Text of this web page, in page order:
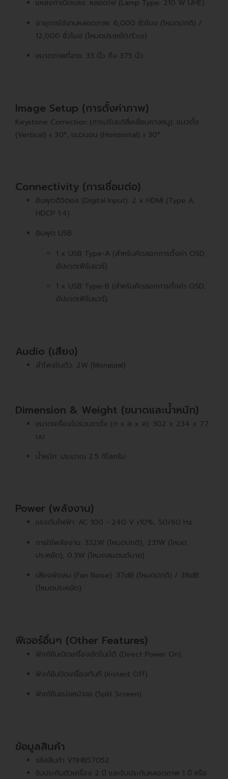
แหล่งกำเนิดแสง: หลอดไฟ (Lamp Type: 210 W UHE)
อายุการใช้งานหลอดภาพ: 6,000 ชั่วโมง (โหมดปกติ) /
12,000 ชั่วโมง (โหมดประหยัด/Eco)
ขนาดภาพที่ฉาย: 33 นิ้ว ถึง 375 นิ้ว
Image Setup (การตั้งค่าภาพ)
Keystone Correction (การปรับแก้สี่เหลี่ยมคางหมู): แนวตั้ง
(Vertical) ± 30°, แนวนอน (Horizontal) ± 30°
Connectivity (การเชื่อมต่อ)
อินพุตดิจิตอล (Digital Input): 2 x HDMI (Type A,
HDCP 1.4)
อินพุต USB:
1 x USB Type-A (สำหรับคัดลอกการตั้งค่า OSD,
อัปเดตเฟิร์มแวร์)
1 x USB Type-B (สำหรับคัดลอกการตั้งค่า OSD,
อัปเดตเฟิร์มแวร์)
Audio (เสียง)
ลำโพงในตัว: 2W (Monaural)
Dimension & Weight (ขนาดและน้ำหนัก)
ขนาดเครื่องไม่รวมขาตั้ง (ก x ล x ส): 302 x 234 x 77
มม.
น้ำหนัก: ประมาณ 2.5 กิโลกรัม
Power (พลังงาน)
แรงดันไฟฟ้า: AC 100 - 240 V ±10%, 50/60 Hz
การใช้พลังงาน: 332W (โหมดปกติ), 231W (โหมด
ประหยัด), 0.3W (โหมดสแตนด์บาย)
เสียงพัดลม (Fan Noise): 37dB (โหมดปกติ) / 28dB
(โหมดประหยัด)
ฟีเจอร์อื่นๆ (Other Features)
ฟังก์ชันเปิดเครื่องอัตโนมัติ (Direct Power On)
ฟังก์ชันปิดเครื่องทันที (Instant Off)
ฟังก์ชันแบ่งหน้าจอ (Split Screen)
ข้อมูลสินค้า
รหัสสินค้า V11HB57052
รับประกันตัวเครื่อง 2 ปี และรับประกันหลอดภาพ 1 ปี หรือ